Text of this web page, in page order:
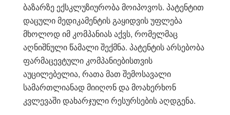
ბაზარზე ექსკლუზიურობა მოიპოვოს. პატენტით
დაცული მედიკამენტის გაყიდვის უფლება
მხოლოდ იმ კომპანიას აქვს, რომელმაც
აღნიშნული წამალი შექმნა. პატენტის არსებობა
ფარმაცევტული კომპანიებისთვის
აუცილებელია, რათა მათ შემოსავალი
სამართლიანად მიიღონ და მოახერხონ
კვლევაში დახარჯული რესურსების აღდგენა.